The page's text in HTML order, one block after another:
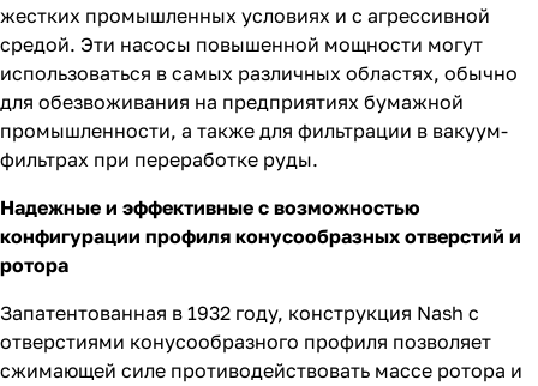
жестких промышленных условиях и с агрессивной
средой. Эти насосы повышенной мощности могут
использоваться в самых различных областях, обычно
для обезвоживания на предприятиях бумажной
промышленности, а также для фильтрации в вакуум-
фильтрах при переработке руды.
Надежные и эффективные с возможностью
конфигурации профиля конусообразных отверстий и
ротора
Запатентованная в 1932 году, конструкция Nash с
отверстиями конусообразного профиля позволяет
сжимающей силе противодействовать массе ротора и